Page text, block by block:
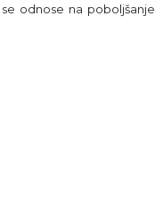
odnose na poboljšanje